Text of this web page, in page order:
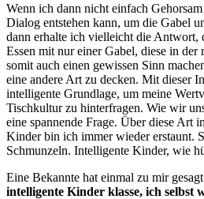
Wenn ich dann nicht einfach
Dialog entstehen kann, um die Gabel
dann erhalte ich vielleicht die Antwort,
Essen mit nur einer Gabel, diese in der
somit auch einen gewissen Sinn
eine andere Art zu decken. Mit dieser
intelligente Grundlage, um meine
Tischkultur zu hinterfragen. Wie wir
eine spannende Frage. Über diese Art
Kinder bin ich immer wieder erstaunt.
Schmunzeln. Intelligente Kinder, wie
Eine Bekannte hat einmal zu mir
intelligente Kinder klasse, ich selbst